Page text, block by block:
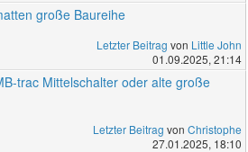
große Baureihe
Letzter Beitrag von Little John
01.09.2025, 21:14
trac Mittelschalter oder alte große
Letzter Beitrag von Christophe
27.01.2025, 18:10